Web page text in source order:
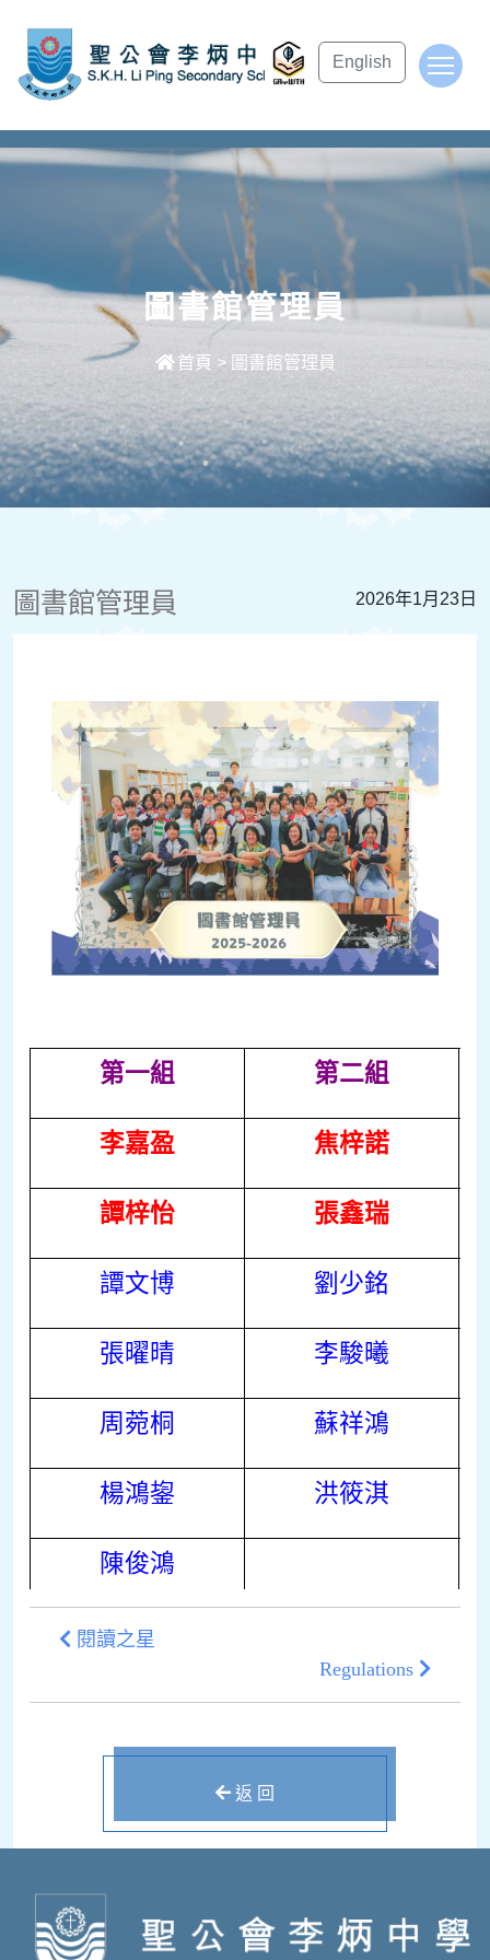
English
圖書館管理員
首頁 > 圖書館管理員
圖書館管理員 2026年1月23日
第一組 第二組
李嘉盈 焦梓諾
譚梓怡 張鑫瑞
譚文博 劉少銘
張曜晴 李駿曦
周菀桐 蘇祥鴻
楊鴻鋆 洪筱淇
陳俊鴻
閱讀之星
Regulations
返 回